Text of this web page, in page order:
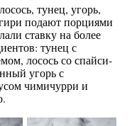
тунец, угорь,
подают порциями
ставку на более
тунец с
лосось со спайси-
угорь с
чимичурри и